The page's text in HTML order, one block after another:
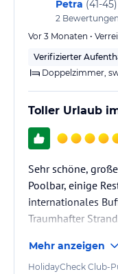
Petra (41-45)
2 Bewertungen
Vor 3 Monaten •
Verifizierter
Doppelzimmer,
Toller Urlaub
Sehr schöne,
Poolbar, einige
internationales
Traumhafter
Mehr anzeigen
HolidayCheck Club-